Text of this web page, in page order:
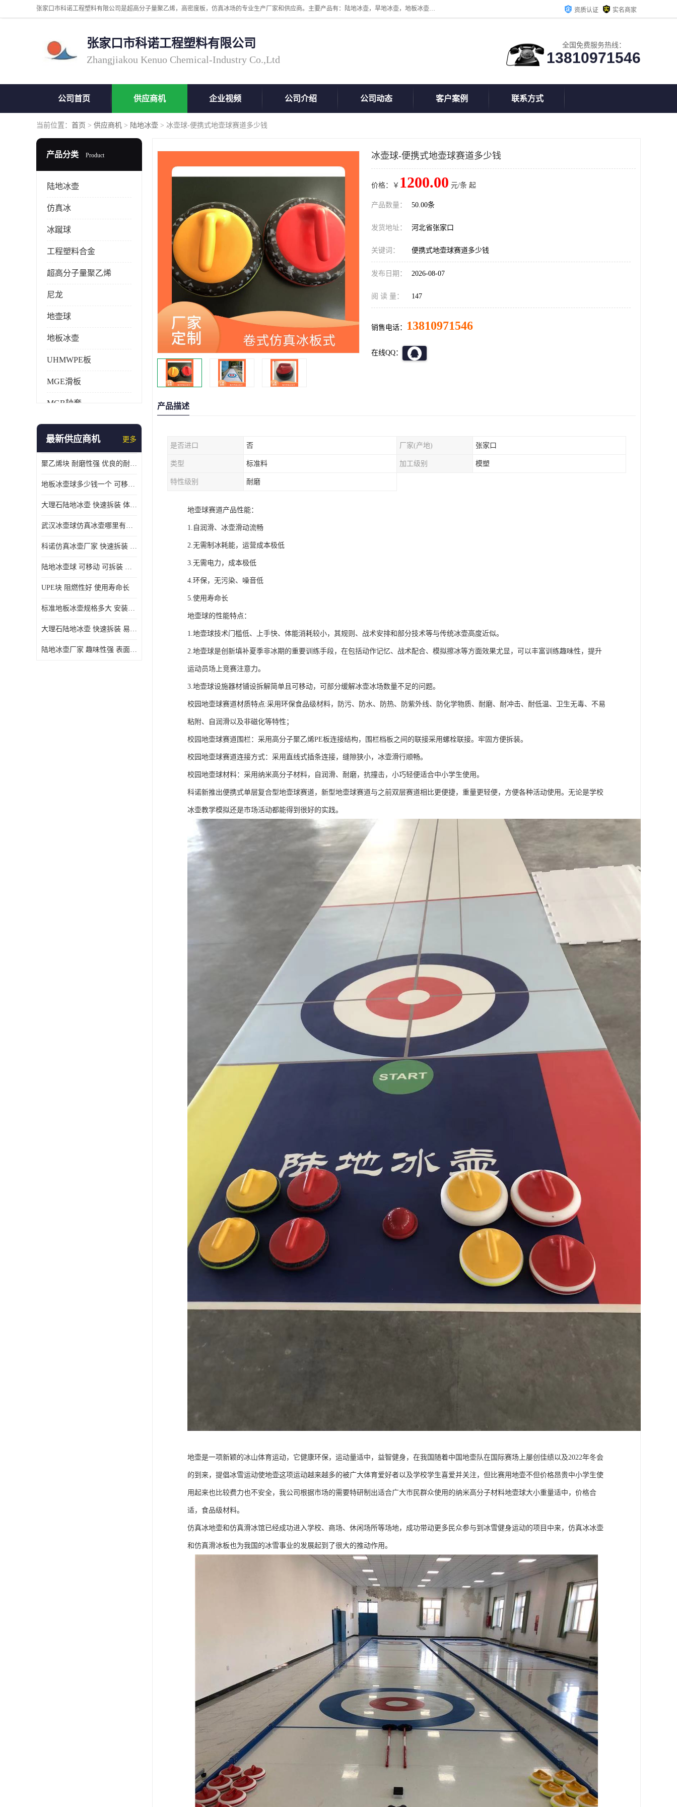
张家口市科诺工程塑料有限公司是超高分子量聚乙烯，高密度板，仿真冰场的专业生产厂家和供应商。主要产品有：陆地冰壶，旱地冰壶，地板冰壶，地壶球，仿真冰壶，仿真冰，冰蹴球，MGB轴套，MGE滑板，高密度板，仿真冰场等产品。欢迎有需要的朋友前来联系。 资质认证 实名商家
张家口市科诺工程塑料有限公司
Zhangjiakou Kenuo Chemical-Industry Co.,Ltd
全国免费服务热线：
13810971546
公司首页 供应商机 企业视频 公司介绍 公司动态 客户案例 联系方式
当前位置： 首页 > 供应商机 > 陆地冰壶 > 冰壶球-便携式地壶球赛道多少钱
产品分类 Product
陆地冰壶
仿真冰
冰蹴球
工程塑料合金
超高分子量聚乙烯
尼龙
地壶球
地板冰壶
UHMWPE板
MGE滑板
MGB轴套
旱地冰壶
MGA滑板滑块
MGE滑板滑块
最新供应商机 更多
聚乙烯块 耐磨性强 优良的耐低温
地板冰壶球多少钱一个 可移动 可拆装 滑行阻力小
大理石陆地冰壶 快速拆装 体积小 重量轻
武汉冰壶球仿真冰壶哪里有卖 趣味性强 体积小 重量轻
科诺仿真冰壶厂家 快速拆装 不受季节影响
陆地冰壶球 可移动 可拆装 表面具有自润滑功能
UPE块 阻燃性好 使用寿命长
标准地板冰壶规格多大 安装简单 方便携带和存储
大理石陆地冰壶 快速拆装 易于学习和掌握
陆地冰壶厂家 趣味性强 表面具有自润滑功能
冰壶球-便携式地壶球赛道多少钱
价格：￥ 1200.00 元/条 起
产品数量： 50.00条
发货地址： 河北省张家口
关键词： 便携式地壶球赛道多少钱
发布日期： 2026-08-07
阅 读 量： 147
销售电话： 13810971546
在线QQ：
产品描述
是否进口 否 厂家(产地) 张家口
类型 标准料 加工级别 模塑
特性级别 耐磨
地壶球赛道产品性能：
1.自润滑、冰壶滑动流畅
2.无需制冰耗能，运营成本极低
3.无需电力，成本极低
4.环保，无污染、噪音低
5.使用寿命长
地壶球的性能特点：
1.地壶球技术门槛低、上手快、体能消耗较小，其规则、战术安排和部分技术等与传统冰壶高度近似。
2.地壶球是创新填补夏季非冰期的重要训练手段，在包括动作记忆、战术配合、模拟擦冰等方面效果尤显，可以丰富训练趣味性，提升
运动员场上竞赛注意力。
3.地壶球设施器材铺设拆解简单且可移动，可部分缓解冰壶冰场数量不足的问题。
校园地壶球赛道材质特点:采用环保食品级材料，防污、防水、防热、防紫外线、防化学物质、耐磨、耐冲击、耐低温、卫生无毒、不易
粘附、自润滑以及非磁化等特性；
校园地壶球赛道围栏：采用高分子聚乙烯PE板连接结构，围栏档板之间的联接采用螺栓联接。牢固方便拆装。
校园地壶球赛道连接方式：采用直线式插条连接，缝隙狭小，冰壶滑行顺畅。
校园地壶球材料：采用纳米高分子材料，自润滑、耐磨，抗撞击，小巧轻便适合中小学生使用。
科诺新推出便携式单层复合型地壶球赛道，新型地壶球赛道与之前双层赛道相比更便捷，重量更轻便，方便各种活动使用。无论是学校
冰壶教学模拟还是市场活动都能得到很好的实践。
地壶是一项新颖的冰山体育运动，它健康环保，运动量适中，益智健身，在我国随着中国地壶队在国际赛场上屡创佳绩以及2022年冬会
的到来，提倡冰雪运动使地壶这项运动越来越多的被广大体育爱好者以及学校学生喜爱并关注，但比赛用地壶不但价格昂贵中小学生使
用起来也比较费力也不安全，我公司根据市场的需要特研制出适合广大市民群众使用的纳米高分子材料地壶球大小重量适中，价格合
适，食品级材料。
仿真冰地壶和仿真滑冰馆已经成功进入学校、商场、休闲场所等场地，成功带动更多民众参与到冰雪健身运动的项目中来，仿真冰冰壶
和仿真滑冰板也为我国的冰雪事业的发展起到了很大的推动作用。